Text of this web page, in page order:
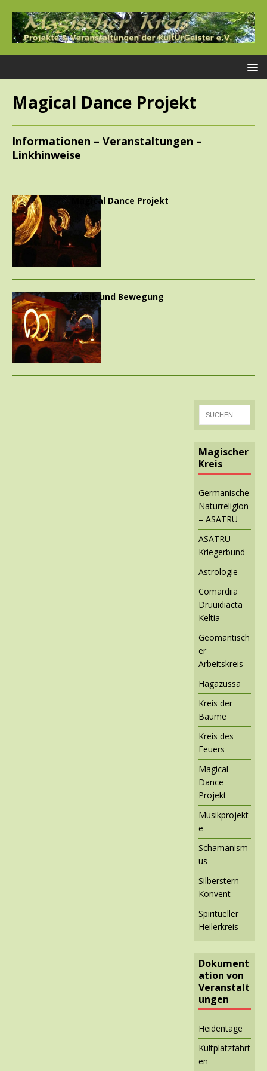
Magical Dance Projekt
Informationen – Veranstaltungen –
Linkhinweise
Magical Dance Projekt
Musik und Bewegung
Magischer
Kreis
Germanische
Naturreligion
– ASATRU
ASATRU
Kriegerbund
Astrologie
Comardiia
Druuidiacta
Keltia
Geomantisch
er
Arbeitskreis
Hagazussa
Kreis der
Bäume
Kreis des
Feuers
Magical
Dance
Projekt
Musikprojekt
e
Schamanism
us
Silberstern
Konvent
Spiritueller
Heilerkreis
Dokument
ation von
Veranstalt
ungen
Heidentage
Kultplatzfahrt
en